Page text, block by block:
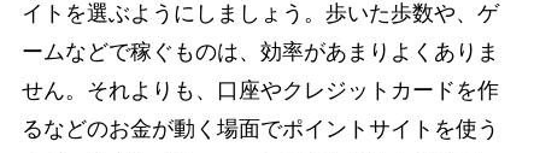
イトを選ぶようにしましょう。歩いた歩数や、ゲ
ームなどで稼ぐものは、効率があまりよくありま
せん。それよりも、口座やクレジットカードを作
るなどのお金が動く場面でポイントサイトを使う